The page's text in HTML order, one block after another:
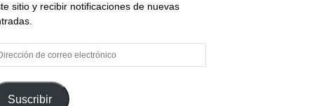
sitio y recibir notificaciones de nuevas
Suscribir